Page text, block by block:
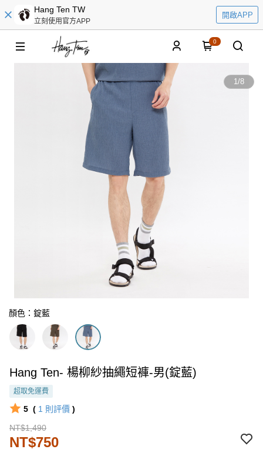
Hang Ten TW
立刻使用官方APP
開啟APP
0
1/8
顏色：錠藍
Hang Ten- 楊柳紗抽繩短褲-男(錠藍)
超取免運費
5 ( 1 則評價 )
NT$1,490
NT$750